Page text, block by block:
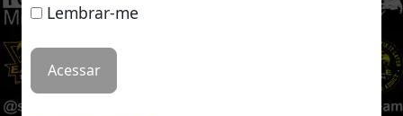
Lembrar-me